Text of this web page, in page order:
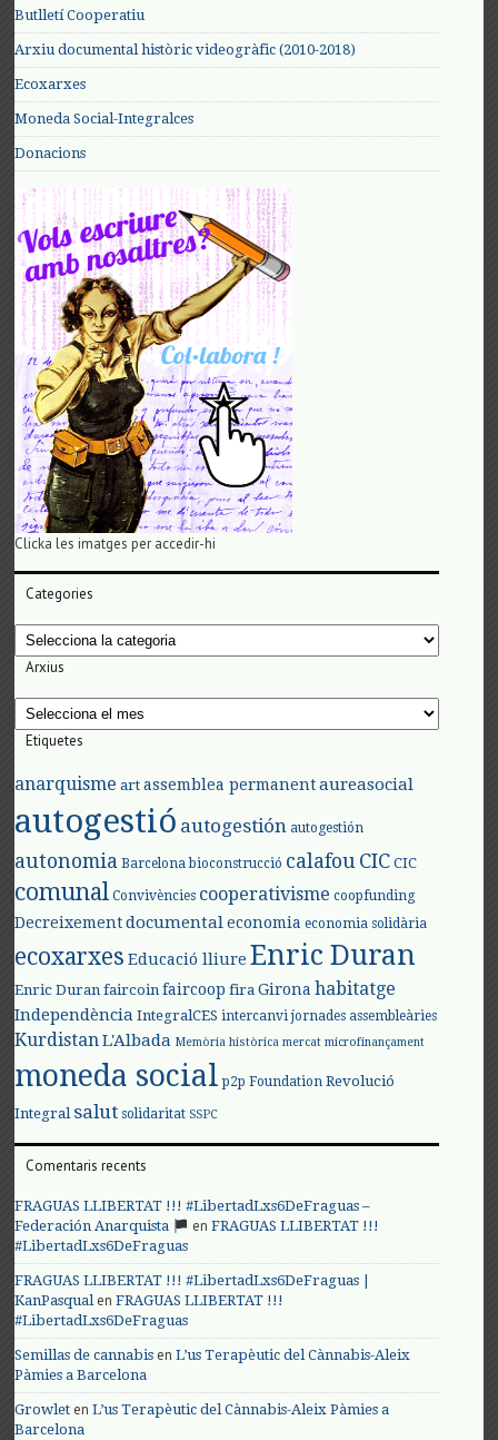
Butlletí Cooperatiu
Arxiu documental històric videogràfic (2010-2018)
Ecoxarxes
Moneda Social-Integralces
Donacions
Clicka les imatges per accedir-hi
Categories
Categories
Arxius
Arxius
Etiquetes
anarquisme art assemblea permanent aureasocial
autogestió autogestión autogestión
autonomia Barcelona bioconstrucció calafouCIC CIC
comunal Convivències cooperativisme coopfunding
Decreixement documental economia economia solidària
ecoxarxes Educació lliure Enric Duran
Enric Duran faircoin faircoop fira Girona habitatge
Independència IntegralCES intercanvi jornades assembleàries
KurdistanL'Albada Memòria històrica mercat microfinançament
moneda social p2p Foundation Revolució
Integral salut solidaritat SSPC
Comentaris recents
FRAGUAS LLIBERTAT !!! #LibertadLxs6DeFraguas –
Federación Anarquista
enFRAGUAS LLIBERTAT !!!
#LibertadLxs6DeFraguas
FRAGUAS LLIBERTAT !!! #LibertadLxs6DeFraguas |
KanPasqualenFRAGUAS LLIBERTAT !!!
#LibertadLxs6DeFraguas
Semillas de cannabis enL’us Terapèutic del Cànnabis-Aleix
Pàmies a Barcelona
Growlet enL’us Terapèutic del Cànnabis-Aleix Pàmies a
Barcelona